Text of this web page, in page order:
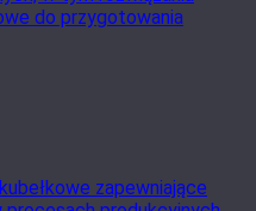
do przygotowania
zapewniające